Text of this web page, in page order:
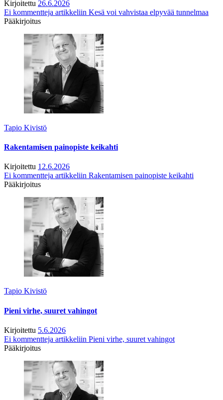
Kirjoitettu 26.6.2026
Ei kommentteja artikkeliin Kesä voi vahvistaa elpyvää tunnelmaa
Pääkirjoitus
Tapio Kivistö
Rakentamisen painopiste keikahti
Kirjoitettu 12.6.2026
Ei kommentteja artikkeliin Rakentamisen painopiste keikahti
Pääkirjoitus
Tapio Kivistö
Pieni virhe, suuret vahingot
Kirjoitettu 5.6.2026
Ei kommentteja artikkeliin Pieni virhe, suuret vahingot
Pääkirjoitus